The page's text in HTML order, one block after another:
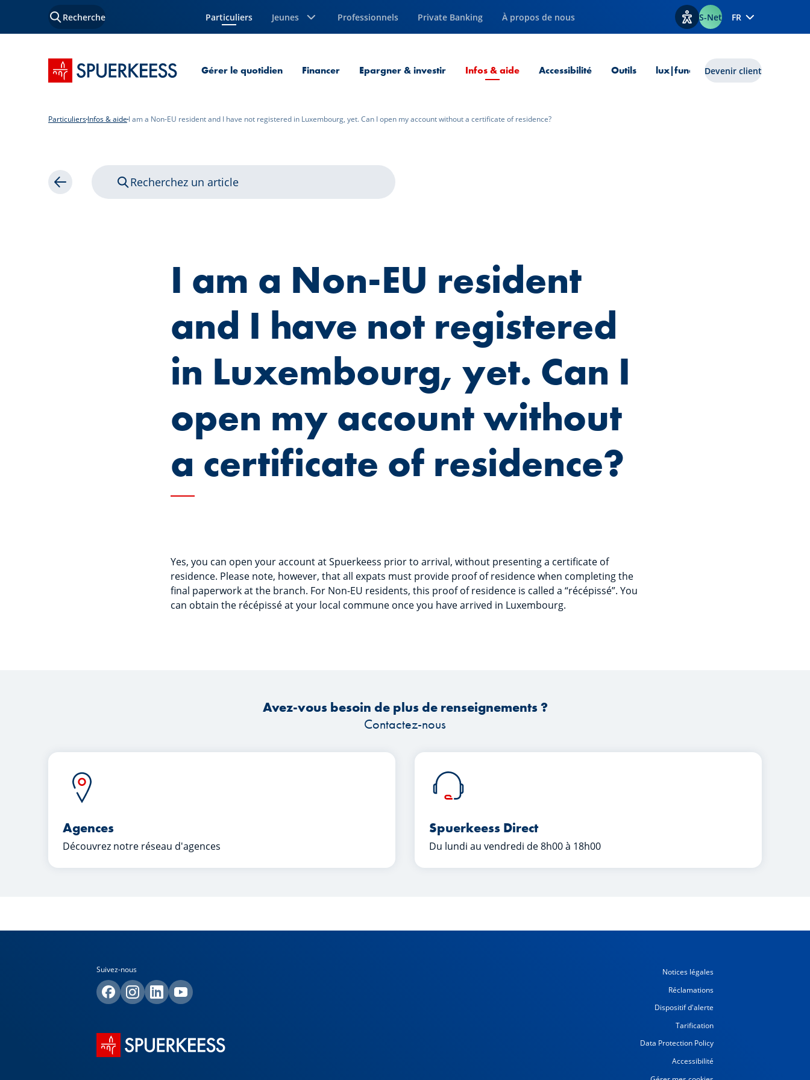
Recherche Particuliers
Page courante Jeunes Professionnels Private Banking À propos de nous Afficher les options
S-Net FR
Accueil SPUERKEESS Gérer le quotidien Financer Epargner & investir Infos & aidePage courante
Accessibilité Outils lux|funds Devenir client
ParticuliersInfos & aide I am a Non-EU resident and I have not registered in Luxembourg, yet. Can I open my account without a certificate of residence?
Retour Recherchez un article
I am a Non-EU resident
and I have not registered
in Luxembourg, yet. Can I
open my account without
a certificate of residence?
Yes, you can open your account at Spuerkeess prior to arrival, without presenting a certificate of
residence. Please note, however, that all expats must provide proof of residence when completing the
final paperwork at the branch. For Non-EU residents, this proof of residence is called a “récépissé”. You
can obtain the récépissé at your local commune once you have arrived in Luxembourg.
Avez-vous besoin de plus de renseignements ?
Contactez-nous
Agences
Découvrez notre réseau d'agences
Spuerkeess Direct
Du lundi au vendredi de 8h00 à 18h00
Suivez-nous
Notices légales
Réclamations
Dispositif d'alerte
Tarification
Data Protection Policy
Accessibilité